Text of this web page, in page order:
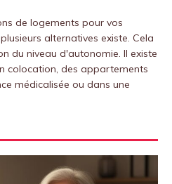
de logements pour vos
alternatives existe. Cela
du niveau d'autonomie. Il existe
colocation, des appartements
médicalisée ou dans une